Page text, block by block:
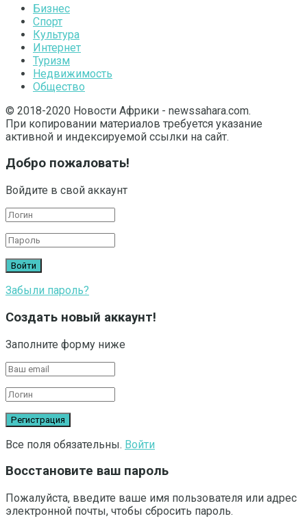
Бизнес
Спорт
Культура
Интернет
Туризм
Недвижимость
Общество
© 2018-2020 Новости Африки - newssahara.com.
При копировании материалов требуется указание
активной и индексируемой ссылки на сайт.
Добро пожаловать!
Войдите в свой аккаунт
Забыли пароль?
Создать новый аккаунт!
Заполните форму ниже
Все поля обязательны. Войти
Восстановите ваш пароль
Пожалуйста, введите ваше имя пользователя или адрес
электронной почты, чтобы сбросить пароль.